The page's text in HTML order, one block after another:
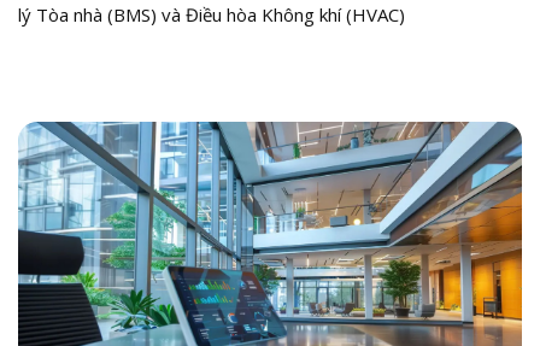
lý Tòa nhà (BMS) và Điều hòa Không khí (HVAC)